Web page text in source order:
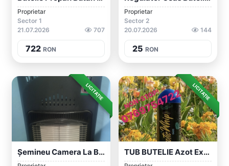
Proprietar
Sector 1
21.07.2026
707
722 RON
Proprietar
Sector 2
20.07.2026
144
25 RON
LICITAȚIE
Șemineu Camera La Butelie De Gaz
LICITAȚIE
TUB BUTELIE Azot Exotic Whip + Baloane!...